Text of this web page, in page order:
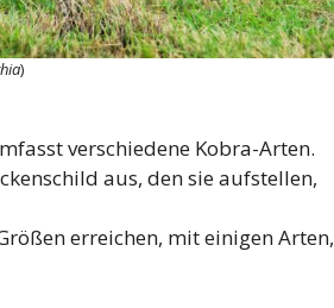
)
verschiedene Kobra-Arten.
aus, den sie aufstellen,
erreichen, mit einigen Arten,